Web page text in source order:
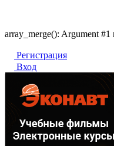
array_merge(): Argument
Регистрация
Вход